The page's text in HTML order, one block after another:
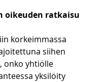
oikeuden ratkaisu
korkeimmassa
siihen
onko yhtiölle
yksilöity